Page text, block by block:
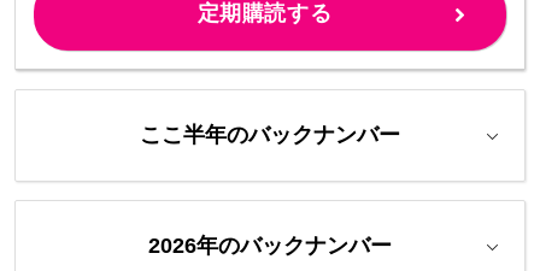
定期購読する
ここ半年のバックナンバー
2026年のバックナンバー